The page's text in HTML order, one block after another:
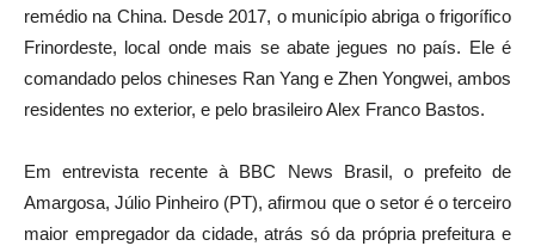
remédio na China. Desde 2017, o município abriga o frigorífico
Frinordeste, local onde mais se abate jegues no país. Ele é
comandado pelos chineses Ran Yang e Zhen Yongwei, ambos
residentes no exterior, e pelo brasileiro Alex Franco Bastos.
Em entrevista recente à BBC News Brasil, o prefeito de
Amargosa, Júlio Pinheiro (PT), afirmou que o setor é o terceiro
maior empregador da cidade, atrás só da própria prefeitura e